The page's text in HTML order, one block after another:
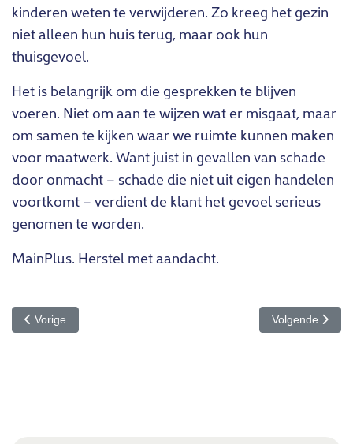
kinderen weten te verwijderen. Zo kreeg het gezin
niet alleen hun huis terug, maar ook hun
thuisgevoel.
Het is belangrijk om die gesprekken te blijven
voeren. Niet om aan te wijzen wat er misgaat, maar
om samen te kijken waar we ruimte kunnen maken
voor maatwerk. Want juist in gevallen van schade
door onmacht – schade die niet uit eigen handelen
voortkomt – verdient de klant het gevoel serieus
genomen te worden.
MainPlus. Herstel met aandacht.
Vorig artikel: Samen aan de slag in de keuken – een gezellig en
Vorige Volgende
Volgende